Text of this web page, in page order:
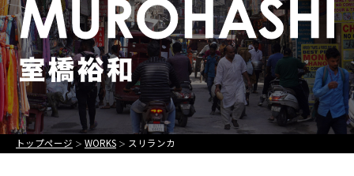
トップページ ＞ WORKS ＞ スリランカ